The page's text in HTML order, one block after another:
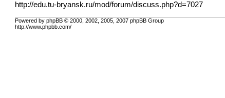
http://edu.tu-bryansk.ru/mod/forum/discuss.php?d=7027
Powered by phpBB © 2000, 2002, 2005, 2007 phpBB Group
http://www.phpbb.com/